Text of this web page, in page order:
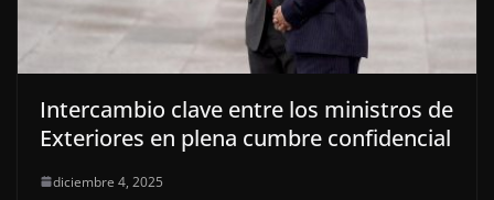
Intercambio clave entre los ministros de
Exteriores en plena cumbre confidencial
diciembre 4, 2025